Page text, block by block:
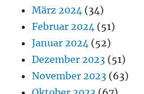
März 2024 (34)
Februar 2024 (51)
Januar 2024 (52)
Dezember 2023 (51)
November 2023 (63)